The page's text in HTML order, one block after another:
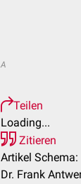
A
Teilen
Loading...
Zitieren
Artikel Schema:
Dr. Frank